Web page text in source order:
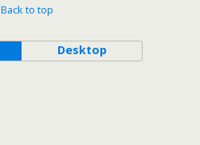
Back to top
Desktop